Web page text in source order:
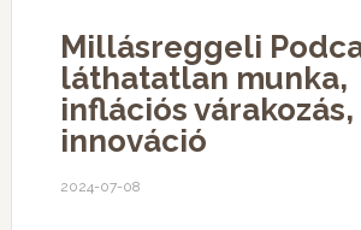
Millásreggeli
láthatatlan munka,
inflációs várakozás,
innováció
2024-07-08